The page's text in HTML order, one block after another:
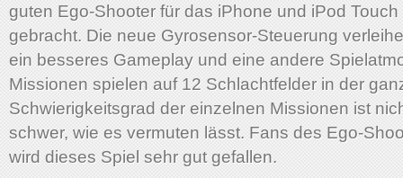
guten Ego-Shooter für das iPhone und iPod
gebracht. Die neue Gyrosensor-Steuerung
ein besseres Gameplay und eine andere
Missionen spielen auf 12 Schlachtfelder in der
Schwierigkeitsgrad der einzelnen Missionen ist
schwer, wie es vermuten lässt. Fans des Ego-
wird dieses Spiel sehr gut gefallen.